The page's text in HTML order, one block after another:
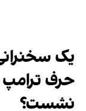
یک
حرف ترامپ
نشست؟